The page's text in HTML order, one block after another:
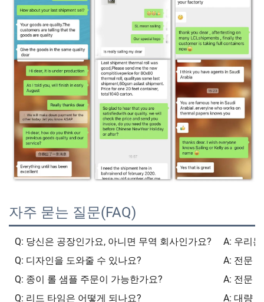
자주 묻는 질문(FAQ)
Q: 당신은 공장인가요, 아니면 무역 회사인가요?
A: 우리
Q: 디자인을 도와줄 수 있나요?
A: 전문
Q: 종이 롤 샘플 주문이 가능한가요?
A: 전문
Q: 리드 타임은 어떻게 되나요?
A: 대량